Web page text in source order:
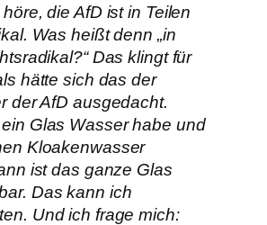
die AfD ist in Teilen
Was heißt denn „in
Das klingt für
hätte sich das der
der AfD ausgedacht.
Glas Wasser habe und
Kloakenwasser
ist das ganze Glas
Das kann ich
Und ich frage mich: